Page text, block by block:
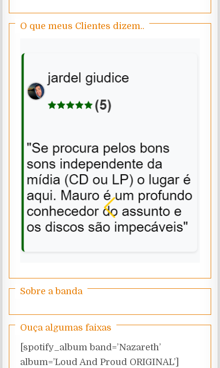
O que meus Clientes dizem..
Sobre a banda
Ouça algumas faixas
[spotify_album band=’Nazareth’
album=’Loud And Proud ORIGINAL’]